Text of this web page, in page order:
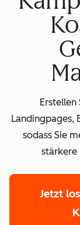
Erstellen
Landingpages,
sodass Sie
stärkere
Jetzt